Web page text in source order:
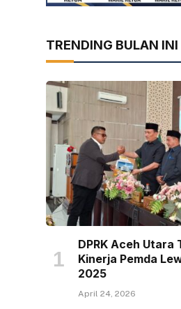
TRENDING BULAN INI
DPRK Aceh Utara
Kinerja Pemda
2025
April 24, 2026